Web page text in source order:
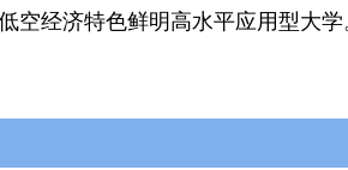
空经济特色鲜明高水平应用型大学